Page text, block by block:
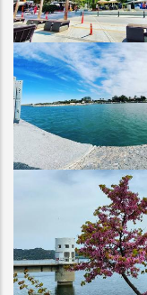
ΑΜΑΛΙΑΔΑ
ΠΑΛΟΥΚΙ ΛΙΜΑΝΑΚΙ
ΛΙΜΝΗ ΠΗΝΕΙΟΥ